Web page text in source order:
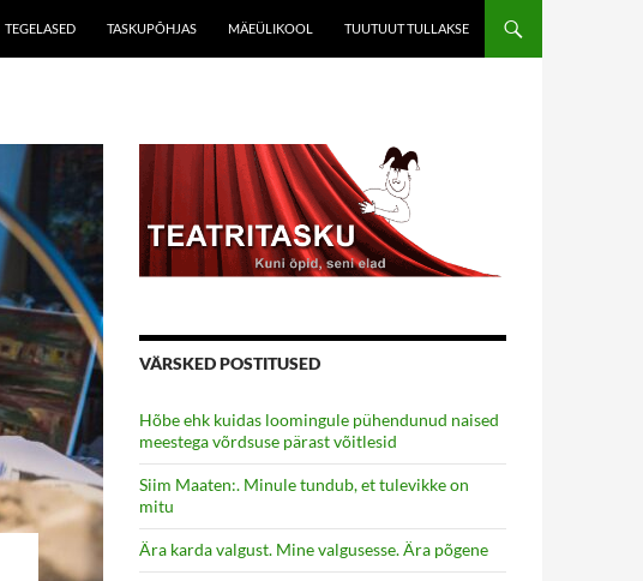
TEGELASED TASKUPÕHJAS MÄEÜLIKOOL TUUTUUT TULLAKSE
VÄRSKED POSTITUSED
Hõbe ehk kuidas loomingule pühendunud naised
meestega võrdsuse pärast võitlesid
Siim Maaten:. Minule tundub, et tulevikke on
mitu
Ära karda valgust. Mine valgusesse. Ära põgene